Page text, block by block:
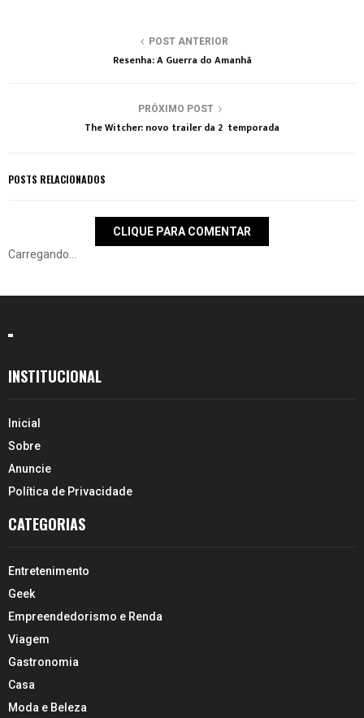
POST ANTERIOR
Resenha: A Guerra do Amanhã
PRÓXIMO POST
The Witcher: novo trailer da 2º temporada
POSTS RELACIONADOS
CLIQUE PARA COMENTAR
Carregando...
INSTITUCIONAL
Inicial
Sobre
Anuncie
Política de Privacidade
CATEGORIAS
Entretenimento
Geek
Empreendedorismo e Renda
Viagem
Gastronomia
Casa
Moda e Beleza